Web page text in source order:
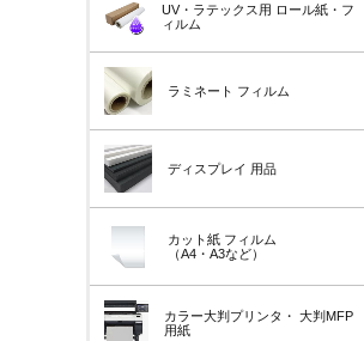
UV・ラテックス用 ロール紙・フ
ィルム
ラミネート フィルム
ディスプレイ 用品
カット紙 フィルム
（A4・A3など）
カラー大判プリンタ・ 大判MFP
用紙